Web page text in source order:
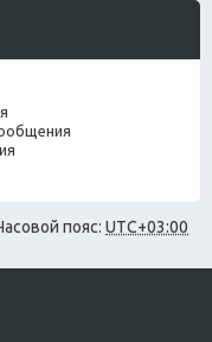
пояс: UTC+03:00